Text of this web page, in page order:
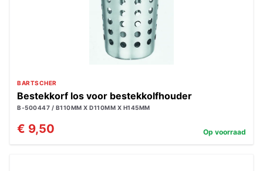
BARTSCHER
Bestekkorf los voor bestekkolfhouder
B-500447 / B110MM X D110MM X H145MM
€ 9,50 Op voorraad